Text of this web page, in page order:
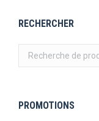
RECHERCHER
PROMOTIONS